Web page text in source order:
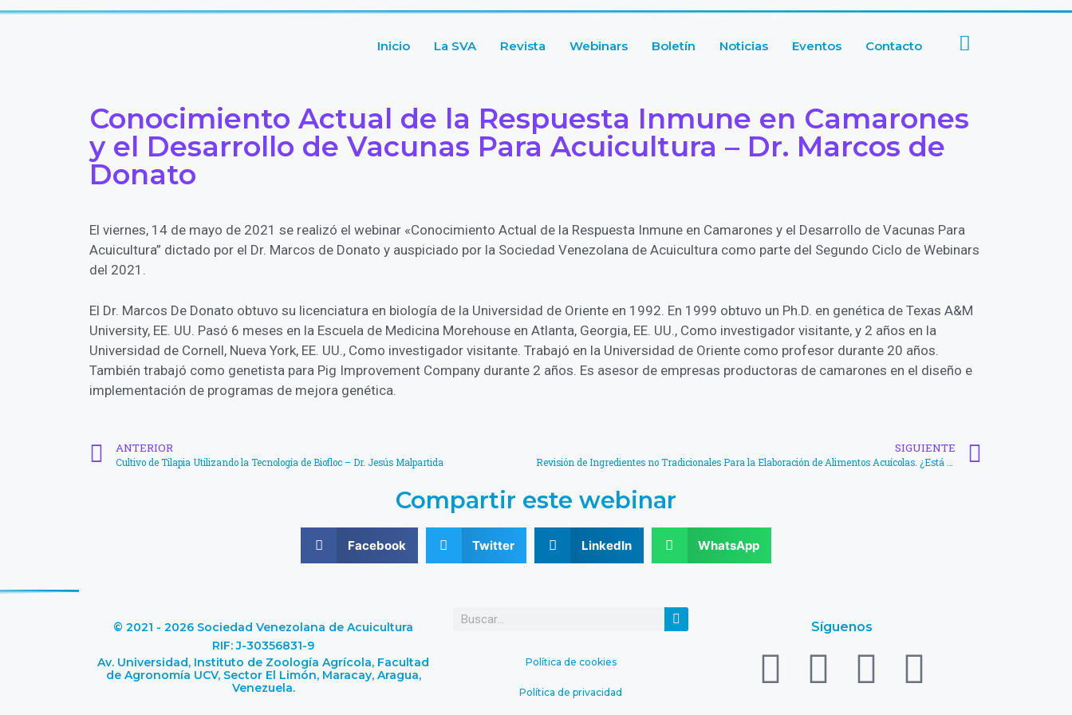
Inicio La SVA Revista Webinars Boletín Noticias Eventos Contacto
Conocimiento Actual de la Respuesta Inmune en Camarones
y el Desarrollo de Vacunas Para Acuicultura – Dr. Marcos de
Donato
El viernes, 14 de mayo de 2021 se realizó el webinar «Conocimiento Actual de la Respuesta Inmune en Camarones y el Desarrollo de Vacunas Para
Acuicultura” dictado por el Dr. Marcos de Donato y auspiciado por la Sociedad Venezolana de Acuicultura como parte del Segundo Ciclo de Webinars
del 2021.
El Dr. Marcos De Donato obtuvo su licenciatura en biología de la Universidad de Oriente en 1992. En 1999 obtuvo un Ph.D. en genética de Texas A&M
University, EE. UU. Pasó 6 meses en la Escuela de Medicina Morehouse en Atlanta, Georgia, EE. UU., Como investigador visitante, y 2 años en la
Universidad de Cornell, Nueva York, EE. UU., Como investigador visitante. Trabajó en la Universidad de Oriente como profesor durante 20 años.
También trabajó como genetista para Pig Improvement Company durante 2 años. Es asesor de empresas productoras de camarones en el diseño e
implementación de programas de mejora genética.
ANTERIOR
Cultivo de Tilapia Utilizando la Tecnología de Biofloc – Dr. Jesús Malpartida
SIGUIENTE
Revisión de Ingredientes no Tradicionales Para la Elaboración de Alimentos Acuícolas. ¿Está Ligado el Éxito de la Industria a Estos Desarrollos? – Claudio Paredes
Compartir este webinar
Facebook Twitter LinkedIn WhatsApp
© 2021 - 2026 Sociedad Venezolana de Acuicultura
RIF: J-30356831-9
Av. Universidad, Instituto de Zoología Agrícola, Facultad
de Agronomía UCV, Sector El Limón, Maracay, Aragua,
Venezuela.
Política de cookies
Política de privacidad
Síguenos